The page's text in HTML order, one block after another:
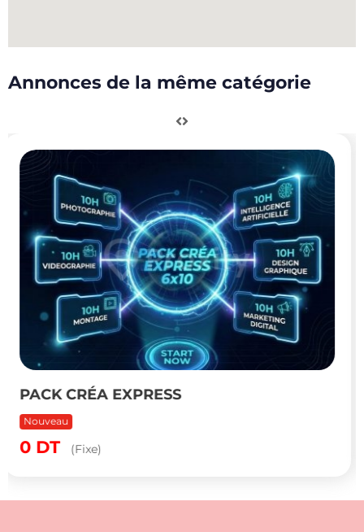
Annonces de la même catégorie
𝐒𝐀𝐏 𝐌𝐌-𝐒𝐃